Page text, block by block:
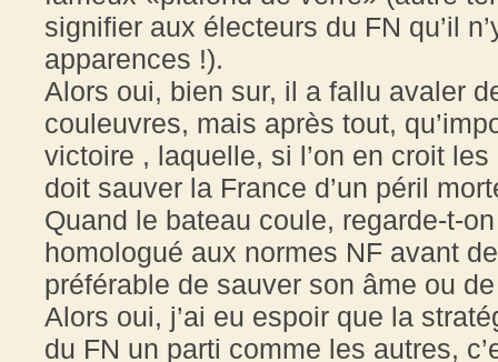
signifier aux électeurs du FN qu’il
apparences !).
Alors oui, bien sur, il a fallu avaler
couleuvres, mais après tout,
victoire , laquelle, si l’on en croit
doit sauver la France d’un péril
Quand le bateau coule, regarde-t-
homologué aux normes NF avant
préférable de sauver son âme ou
Alors oui, j’ai eu espoir que la
du FN un parti comme les autres,